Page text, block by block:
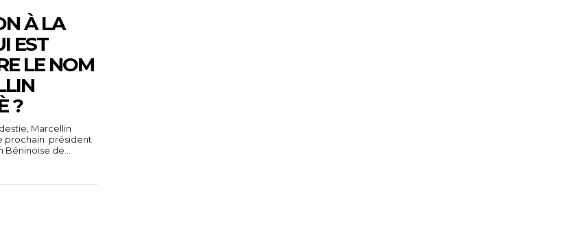
À LA
EST
LE NOM
?
Marcellin
prochain président
Béninoise de...